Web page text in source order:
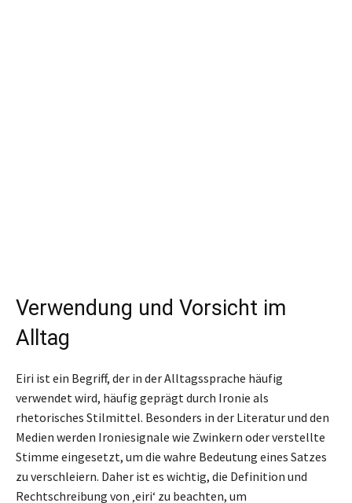
Verwendung und Vorsicht im
Alltag
Eiri ist ein Begriff, der in der Alltagssprache häufig
verwendet wird, häufig geprägt durch Ironie als
rhetorisches Stilmittel. Besonders in der Literatur und den
Medien werden Ironiesignale wie Zwinkern oder verstellte
Stimme eingesetzt, um die wahre Bedeutung eines Satzes
zu verschleiern. Daher ist es wichtig, die Definition und
Rechtschreibung von ‚eiri‘ zu beachten, um